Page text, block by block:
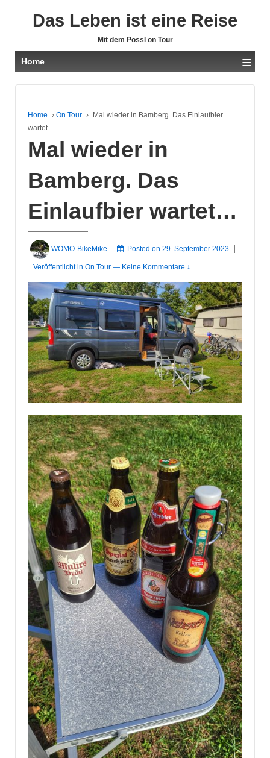
Das Leben ist eine Reise
Mit dem Pössl on Tour
Home ≡
Home › On Tour ›
Mal wieder in Bamberg. Das Einlaufbier
wartet…
Mal wieder in
Bamberg. Das
Einlaufbier wartet…
WOMO-BikeMike Posted on29. September 2023
Veröffentlicht in On Tour — Keine Kommentare ↓